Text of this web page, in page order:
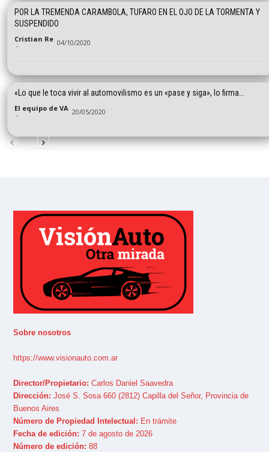
POR LA TREMENDA CARAMBOLA, TUFARO EN EL OJO DE LA TORMENTA Y
SUSPENDIDO
Cristian Re
- 04/10/2020
«Lo que le toca vivir al automovilismo es un «pase y siga», lo firma...
El equipo de VA
- 20/05/2020
Sobre nosotros
https://www.visionauto.com.ar
Director/Propietario: Carlos Daniel Saavedra
Dirección: José S. Sosa 660 (2812) Capilla del Señor, Provincia de
Buenos Aires
Número de Propiedad Intelectual: En trámite
Fecha de edición: 7 de agosto de 2026
Número de edición: 88